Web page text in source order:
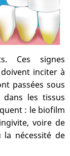
Ces signes
inciter à
passées sous
les tissus
: le biofilm
voire de
nécessité de